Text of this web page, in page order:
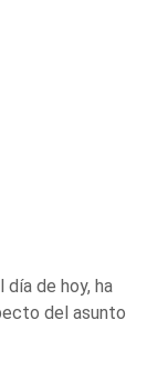
día de hoy, ha
del asunto